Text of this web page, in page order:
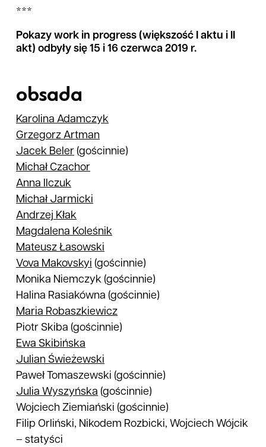
***
Pokazy work in progress (większość I aktu i II
akt) odbyły się 15 i 16 czerwca 2019 r.
obsada
Karolina Adamczyk
Grzegorz Artman
Jacek Beler (gościnnie)
Michał Czachor
Anna Ilczuk
Michał Jarmicki
Andrzej Kłak
Magdalena Koleśnik
Mateusz Łasowski
Vova Makovskyi (gościnnie)
Monika Niemczyk (gościnnie)
Halina Rasiakówna (gościnnie)
Maria Robaszkiewicz
Piotr Skiba (gościnnie)
Ewa Skibińska
Julian Świeżewski
Paweł Tomaszewski (gościnnie)
Julia Wyszyńska (gościnnie)
Wojciech Ziemiański (gościnnie)
Filip Orliński, Nikodem Rozbicki, Wojciech Wójcik
– statyści